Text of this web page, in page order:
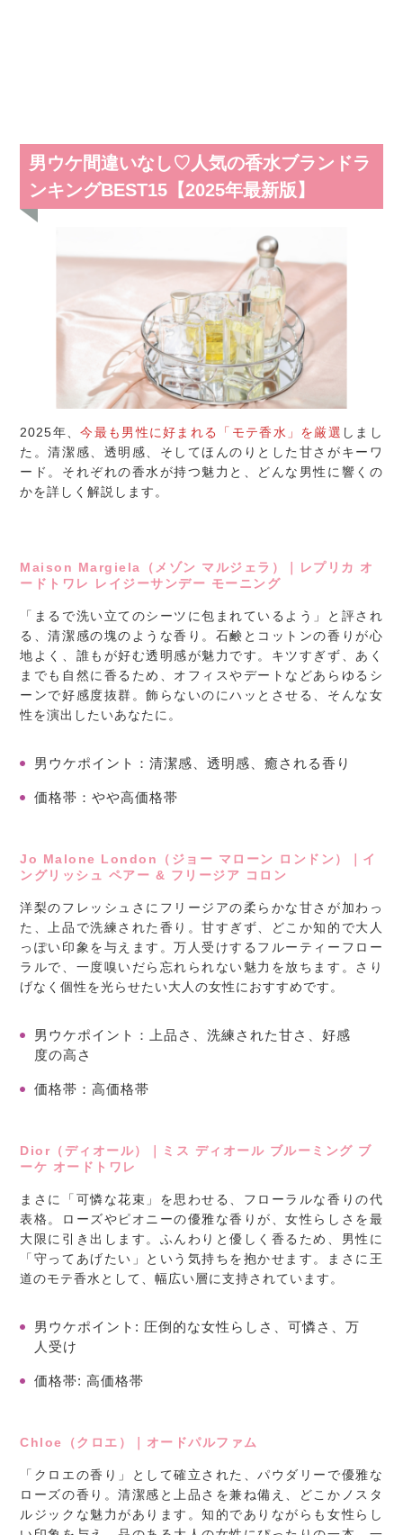
男ウケ間違いなし♡人気の香水ブランドラ
ンキングBEST15【2025年最新版】
2025年、今最も男性に好まれる「モテ香水」を厳選 しまし
た。清潔感、透明感、そしてほんのりとした甘さがキーワ
ード。それぞれの香水が持つ魅力と、どんな男性に響くの
かを詳しく解説します。
Maison Margiela（メゾン マルジェラ）｜レプリカ オ
ードトワレ レイジーサンデー モーニング
「まるで洗い立てのシーツに包まれているよう」と評され
る、清潔感の塊のような香り。石鹸とコットンの香りが心
地よく、誰もが好む透明感が魅力です。キツすぎず、あく
までも自然に香るため、オフィスやデートなどあらゆるシ
ーンで好感度抜群。飾らないのにハッとさせる、そんな女
性を演出したいあなたに。
男ウケポイント ：清潔感、透明感、癒される香り
価格帯 ：やや高価格帯
Jo Malone London（ジョー マローン ロンドン）｜イ
ングリッシュ ペアー & フリージア コロン
洋梨のフレッシュさにフリージアの柔らかな甘さが加わっ
た、上品で洗練された香り。甘すぎず、どこか知的で大人
っぽい印象を与えます。万人受けするフルーティーフロー
ラルで、一度嗅いだら忘れられない魅力を放ちます。さり
げなく個性を光らせたい大人の女性におすすめです。
男ウケポイント ：上品さ、洗練された甘さ、好感
度の高さ
価格帯 ：高価格帯
Dior（ディオール）｜ミス ディオール ブルーミング ブ
ーケ オードトワレ
まさに「可憐な花束」を思わせる、フローラルな香りの代
表格。ローズやピオニーの優雅な香りが、女性らしさを最
大限に引き出します。ふんわりと優しく香るため、男性に
「守ってあげたい」という気持ちを抱かせます。まさに王
道のモテ香水として、幅広い層に支持されています。
男ウケポイント: 圧倒的な女性らしさ、可憐さ、万
人受け
価格帯: 高価格帯
Chloe（クロエ）｜オードパルファム
「クロエの香り」として確立された、パウダリーで優雅な
ローズの香り。清潔感と上品さを兼ね備え、どこかノスタ
ルジックな魅力があります。知的でありながらも女性らし